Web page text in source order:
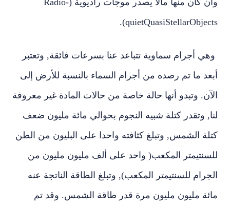
وان كان منها مالا يصدر موجات راديوية (Radio-
quietQuasiStellarObjects).‏
وهي أجرام سماوية تتباعد عنا بسرعات فائقة‏,‏ وتعتبر
أبعد ما تم رصده من أجرام السماء بالنسبة للأرض إلى
الآن‏.‏ وتبدو أنها حالة خاصة من حالات المادة غير معروفة
لنا‏,‏ وتقدر كتلة شبيه النجوم بحوالي مائة مليون ضعف
كتلة الشمس‏,‏ وتبلغ كثافته واحدا على البليون من الطن
للسنتيمتر المكعب‏(‏ واحد على ألف مليون مليون من
الجرام للسنتيمتر المكعب‏),‏ وتبلغ الطاقة الناتجة عنه
مائة مليون مليون مرة قدر طاقة الشمس‏.‏ وقد تم